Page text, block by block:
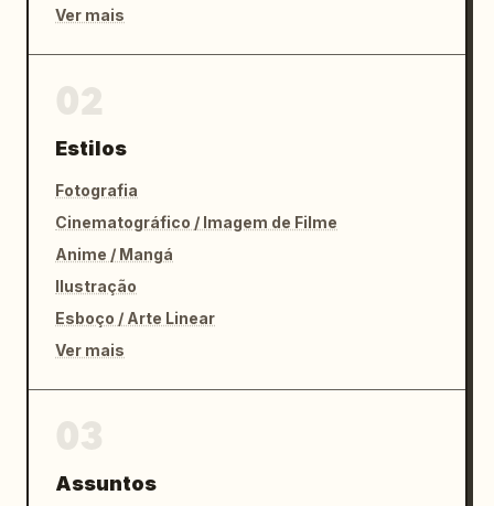
Ver mais
Estilos
Fotografia
Cinematográfico / Imagem de Filme
Anime / Mangá
Ilustração
Esboço / Arte Linear
Ver mais
Assuntos